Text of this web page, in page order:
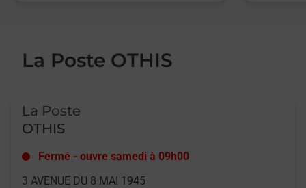
La Poste OTHIS
La Poste
OTHIS
Fermé - ouvre samedi à 09h00
3 AVENUE DU 8 MAI 1945